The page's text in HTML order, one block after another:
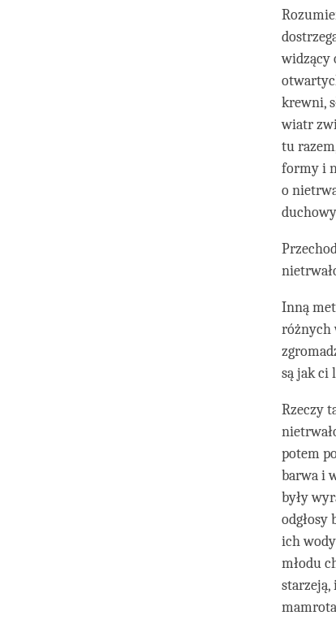
widzący
krewni,
wiatr
tu
formy i
o
Inną
różnych
są jak ci
Rzeczy
potem
barwa i
były
odgłosy
ich
młodu
starzeją,